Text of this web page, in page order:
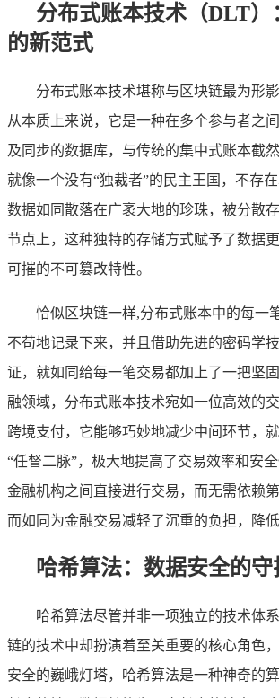
分布式账本技术（DLT）
的新范式
分布式账本技术堪称与区块链最为形
从本质上来说，它是一种在多个参与者之
及同步的数据库，与传统的集中式账本截
就像一个没有“独裁者”的民主王国，不存在
数据如同散落在广袤大地的珍珠，被分散
节点上，这种独特的存储方式赋予了数据
可摧的不可篡改特性。
恰似区块链一样,分布式账本中的每一
不苟地记录下来，并且借助先进的密码学
证，就如同给每一笔交易都加上了一把坚
融领域，分布式账本技术宛如一位高效的
跨境支付，它能够巧妙地减少中间环节，
“任督二脉”，极大地提高了交易效率和安
金融机构之间直接进行交易，而无需依赖
而如同为金融交易减轻了沉重的负担，降
哈希算法：数据安全的守
哈希算法尽管并非一项独立的技术体
链的技术中却扮演着至关重要的核心角色
安全的巍峨灯塔，哈希算法是一种神奇的